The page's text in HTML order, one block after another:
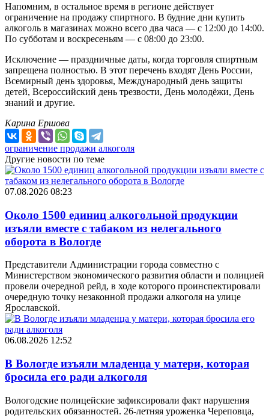
Напомним, в остальное время в регионе действует
ограничение на продажу спиртного. В будние дни купить
алкоголь в магазинах можно всего два часа — с 12:00 до 14:00.
По субботам и воскресеньям — с 08:00 до 23:00.
Исключение — праздничные даты, когда торговля спиртным
запрещена полностью. В этот перечень входят День России,
Всемирный день здоровья, Международный день защиты
детей, Всероссийский день трезвости, День молодёжи, День
знаний и другие.
Карина Ершова
ограничение продажи алкоголя
Другие новости по теме
07.08.2026 08:23
Около 1500 единиц алкогольной продукции
изъяли вместе с табаком из нелегального
оборота в Вологде
Представители Администрации города совместно с
Министерством экономического развития области и полицией
провели очередной рейд, в ходе которого проинспектировали
очередную точку незаконной продажи алкоголя на улице
Ярославской.
06.08.2026 12:52
В Вологде изъяли младенца у матери, которая
бросила его ради алкоголя
Вологодские полицейские зафиксировали факт нарушения
родительских обязанностей. 26-летняя уроженка Череповца,